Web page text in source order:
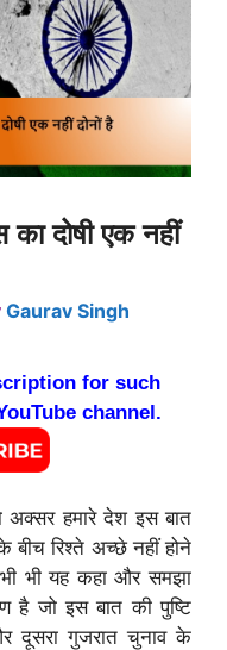
दोषी एक नहीं
Gaurav Singh
for such
channel.
अक्सर हमारे देश इस बात
बीच रिश्ते अच्छे नहीं होने
भी यह कहा और समझा
है जो इस बात की पुष्टि
दूसरा गुजरात चुनाव के